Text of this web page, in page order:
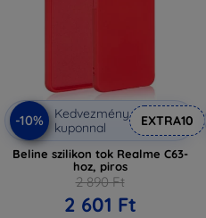
-10%
Kedvezmény
kuponnal
EXTRA10
Beline szilikon tok Realme C63-
hoz, piros
2 890 Ft
2 601 Ft